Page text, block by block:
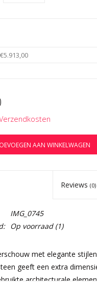
AAN WINKELWAGEN
Reviews (0)
IMG_0745
Op voorraad(1)
met elegante
geeft een extra
architecturale